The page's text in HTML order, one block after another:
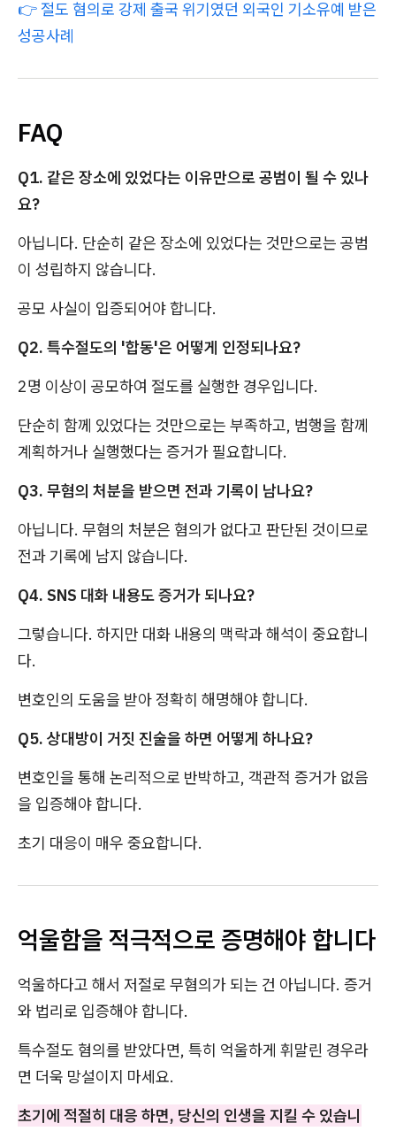
👉 절도 혐의로 강제 출국 위기였던 외국인 기소유예 받은
성공사례
FAQ
Q1. 같은 장소에 있었다는 이유만으로 공범이 될 수 있나
요?
아닙니다. 단순히 같은 장소에 있었다는 것만으로는 공범
이 성립하지 않습니다.
공모 사실이 입증되어야 합니다.
Q2. 특수절도의 '합동'은 어떻게 인정되나요?
2명 이상이 공모하여 절도를 실행한 경우입니다.
단순히 함께 있었다는 것만으로는 부족하고, 범행을 함께
계획하거나 실행했다는 증거가 필요합니다.
Q3. 무혐의 처분을 받으면 전과 기록이 남나요?
아닙니다. 무혐의 처분은 혐의가 없다고 판단된 것이므로
전과 기록에 남지 않습니다.
Q4. SNS 대화 내용도 증거가 되나요?
그렇습니다. 하지만 대화 내용의 맥락과 해석이 중요합니
다.
변호인의 도움을 받아 정확히 해명해야 합니다.
Q5. 상대방이 거짓 진술을 하면 어떻게 하나요?
변호인을 통해 논리적으로 반박하고, 객관적 증거가 없음
을 입증해야 합니다.
초기 대응이 매우 중요합니다.
억울함을 적극적으로 증명해야 합니다
억울하다고 해서 저절로 무혐의가 되는 건 아닙니다. 증거
와 법리로 입증해야 합니다.
특수절도 혐의를 받았다면, 특히 억울하게 휘말린 경우라
면 더욱 망설이지 마세요.
초기에 적절히 대응 하면, 당신의 인생을 지킬 수 있습니